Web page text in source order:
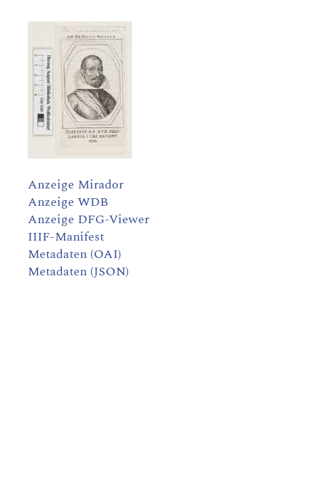
Anzeige Mirador
Anzeige WDB
Anzeige DFG-Viewer
IIIF-Manifest
Metadaten (OAI)
Metadaten (JSON)